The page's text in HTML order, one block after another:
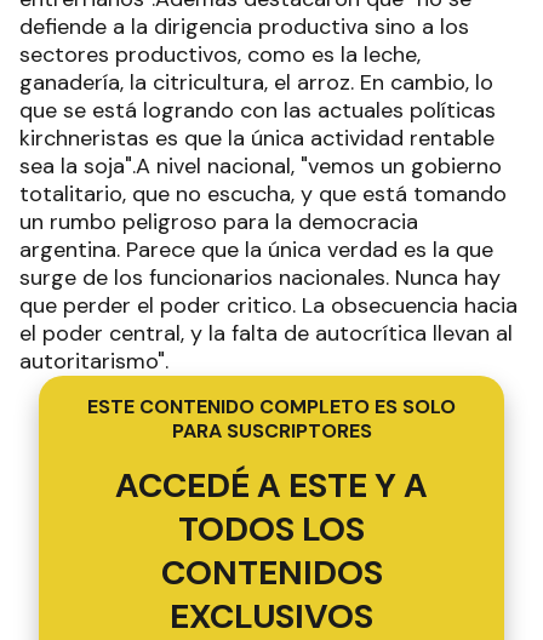
defiende a la dirigencia productiva sino a los
sectores productivos, como es la leche,
ganadería, la citricultura, el arroz. En cambio, lo
que se está logrando con las actuales políticas
kirchneristas es que la única actividad rentable
sea la soja".A nivel nacional, "vemos un gobierno
totalitario, que no escucha, y que está tomando
un rumbo peligroso para la democracia
argentina. Parece que la única verdad es la que
surge de los funcionarios nacionales. Nunca hay
que perder el poder critico. La obsecuencia hacia
el poder central, y la falta de autocrítica llevan al
autoritarismo".
ESTE CONTENIDO COMPLETO ES SOLO
PARA SUSCRIPTORES
ACCEDÉ A ESTE Y A
TODOS LOS
CONTENIDOS
EXCLUSIVOS